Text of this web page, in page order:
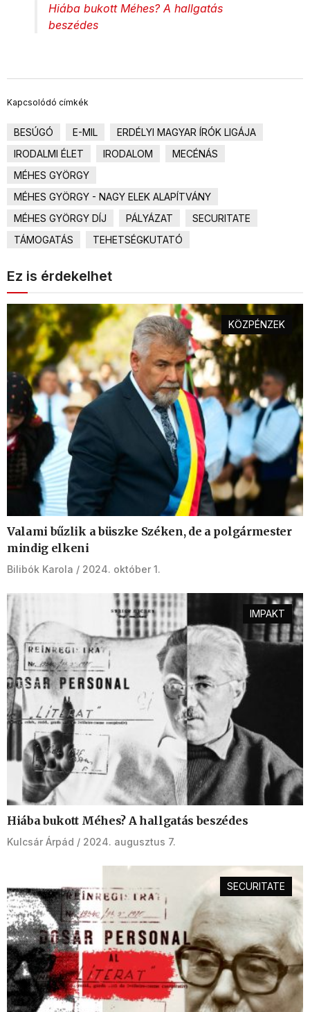
Hiába bukott Méhes? A hallgatás
beszédes
Kapcsolódó címkék
BESÚGÓ E-MIL
ERDÉLYI MAGYAR ÍRÓK LIGÁJA
IRODALMI ÉLET
IRODALOM
MECÉNÁS
MÉHES GYÖRGY
MÉHES GYÖRGY - NAGY ELEK ALAPÍTVÁNY
MÉHES GYÖRGY DÍJ
PÁLYÁZAT
SECURITATE
TÁMOGATÁS
TEHETSÉGKUTATÓ
Ez is érdekelhet
KÖZPÉNZEK
Valami bűzlik a büszke Széken, de a polgármester
mindig elkeni
Bilibók Karola 2024. október 1.
IMPAKT
Hiába bukott Méhes? A hallgatás beszédes
Kulcsár Árpád 2024. augusztus 7.
SECURITATE